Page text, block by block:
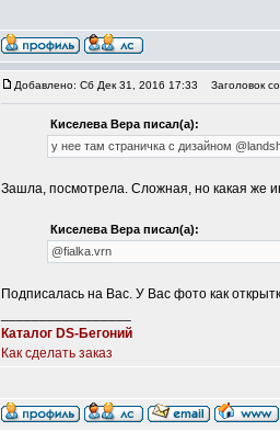
Добавлено: Сб Дек 31, 2016 17:33 Заголовок
Киселева Вера писал(а):
у нее там страничка с дизайном
Зашла, посмотрела. Сложная, но какая же
Киселева Вера писал(а):
@fialka.vrn
Подписалась на Вас. У Вас фото как
Каталог DS-Бегоний
Как сделать заказ